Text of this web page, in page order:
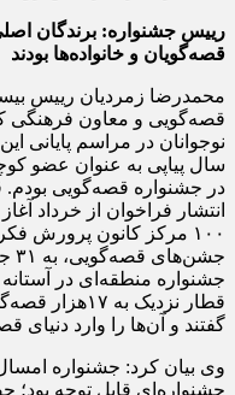
رییس جشنواره: برندگان
قصه‌گویان و خانواده‌ها بودند
محمدرضا زمردیان رییس
قصه‌گویی و معاون فرهنگی
نوجوانان در مراسم پایانی
سال پیاپی به عنوان عضو
در جشنواره قصه‌گویی
۱۰۰ مرکز کانون پرورش
جشنواره منطقه‌ای در
قطار نزدیک
گفتند و آن‌ها را وارد دنیای
وی بیان کرد: جشنواره